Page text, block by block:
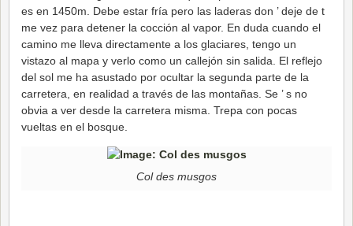
es en 1450m. Debe estar fría pero las laderas don ’ deje de t
me vez para detener la cocción al vapor. En duda cuando el
camino me lleva directamente a los glaciares, tengo un
vistazo al mapa y verlo como un callejón sin salida. El reflejo
del sol me ha asustado por ocultar la segunda parte de la
carretera, en realidad a través de las montañas. Se ’ s no
obvia a ver desde la carretera misma. Trepa con pocas
vueltas en el bosque.
Col des musgos